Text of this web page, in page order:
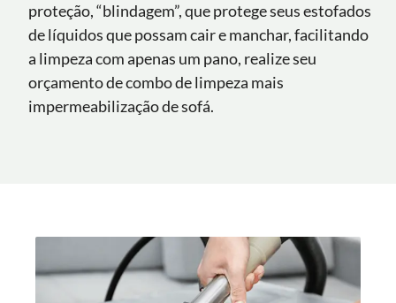
proteção, “blindagem”, que protege seus estofados
de líquidos que possam cair e manchar, facilitando
a limpeza com apenas um pano, realize seu
orçamento de combo de limpeza mais
impermeabilização de sofá.